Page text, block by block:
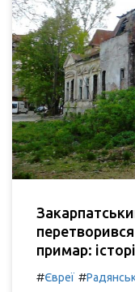
примар:
#Євреї #